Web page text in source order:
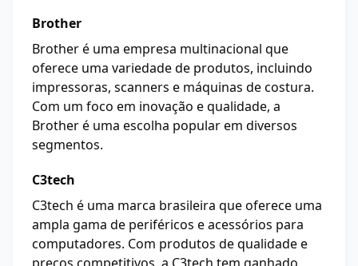
Brother
Brother é uma empresa multinacional que
oferece uma variedade de produtos, incluindo
impressoras, scanners e máquinas de costura.
Com um foco em inovação e qualidade, a
Brother é uma escolha popular em diversos
segmentos.
C3tech
C3tech é uma marca brasileira que oferece uma
ampla gama de periféricos e acessórios para
computadores. Com produtos de qualidade e